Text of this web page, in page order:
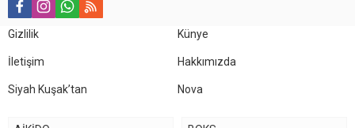
Gizlilik Künye
İletişim Hakkımızda
Siyah Kuşak’tan Nova